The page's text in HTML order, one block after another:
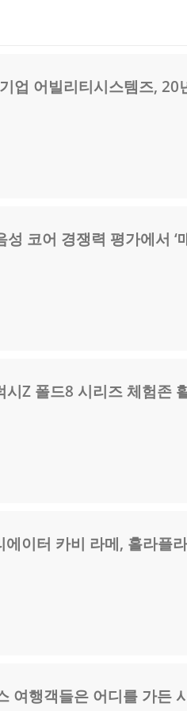
업 어빌리티시스템즈, 20
코어 경쟁력 평가에서 ‘
Z 폴드8 시리즈 체험존
이터 카비 라메, 홀라플
여행객들은 어디를 가든